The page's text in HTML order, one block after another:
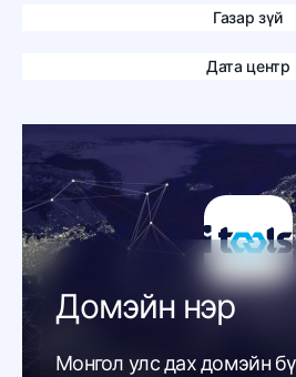
Газар зүй
Дата центр
Домэйн нэр
Монгол улс дах домэйн